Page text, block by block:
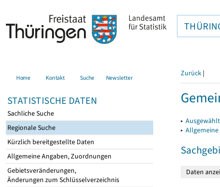
Home Kontakt Suche Newsletter
STATISTISCHE DATEN
Sachliche Suche
Regionale Suche
Kürzlich bereitgestellte Daten
Allgemeine Angaben, Zuordnungen
Gebietsveränderungen,
Änderungen zum Schlüsselverzeichnis
Zurück |
▸
▸